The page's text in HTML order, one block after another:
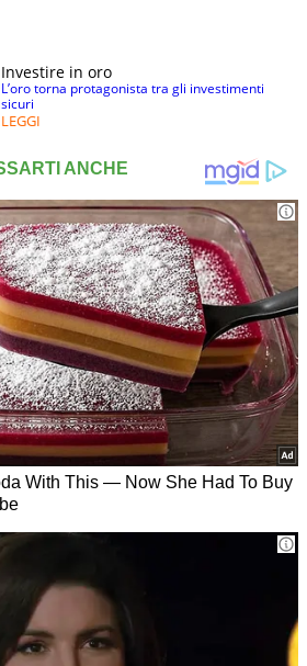
Investire in oro
L’oro torna protagonista tra gli investimenti
sicuri
LEGGI